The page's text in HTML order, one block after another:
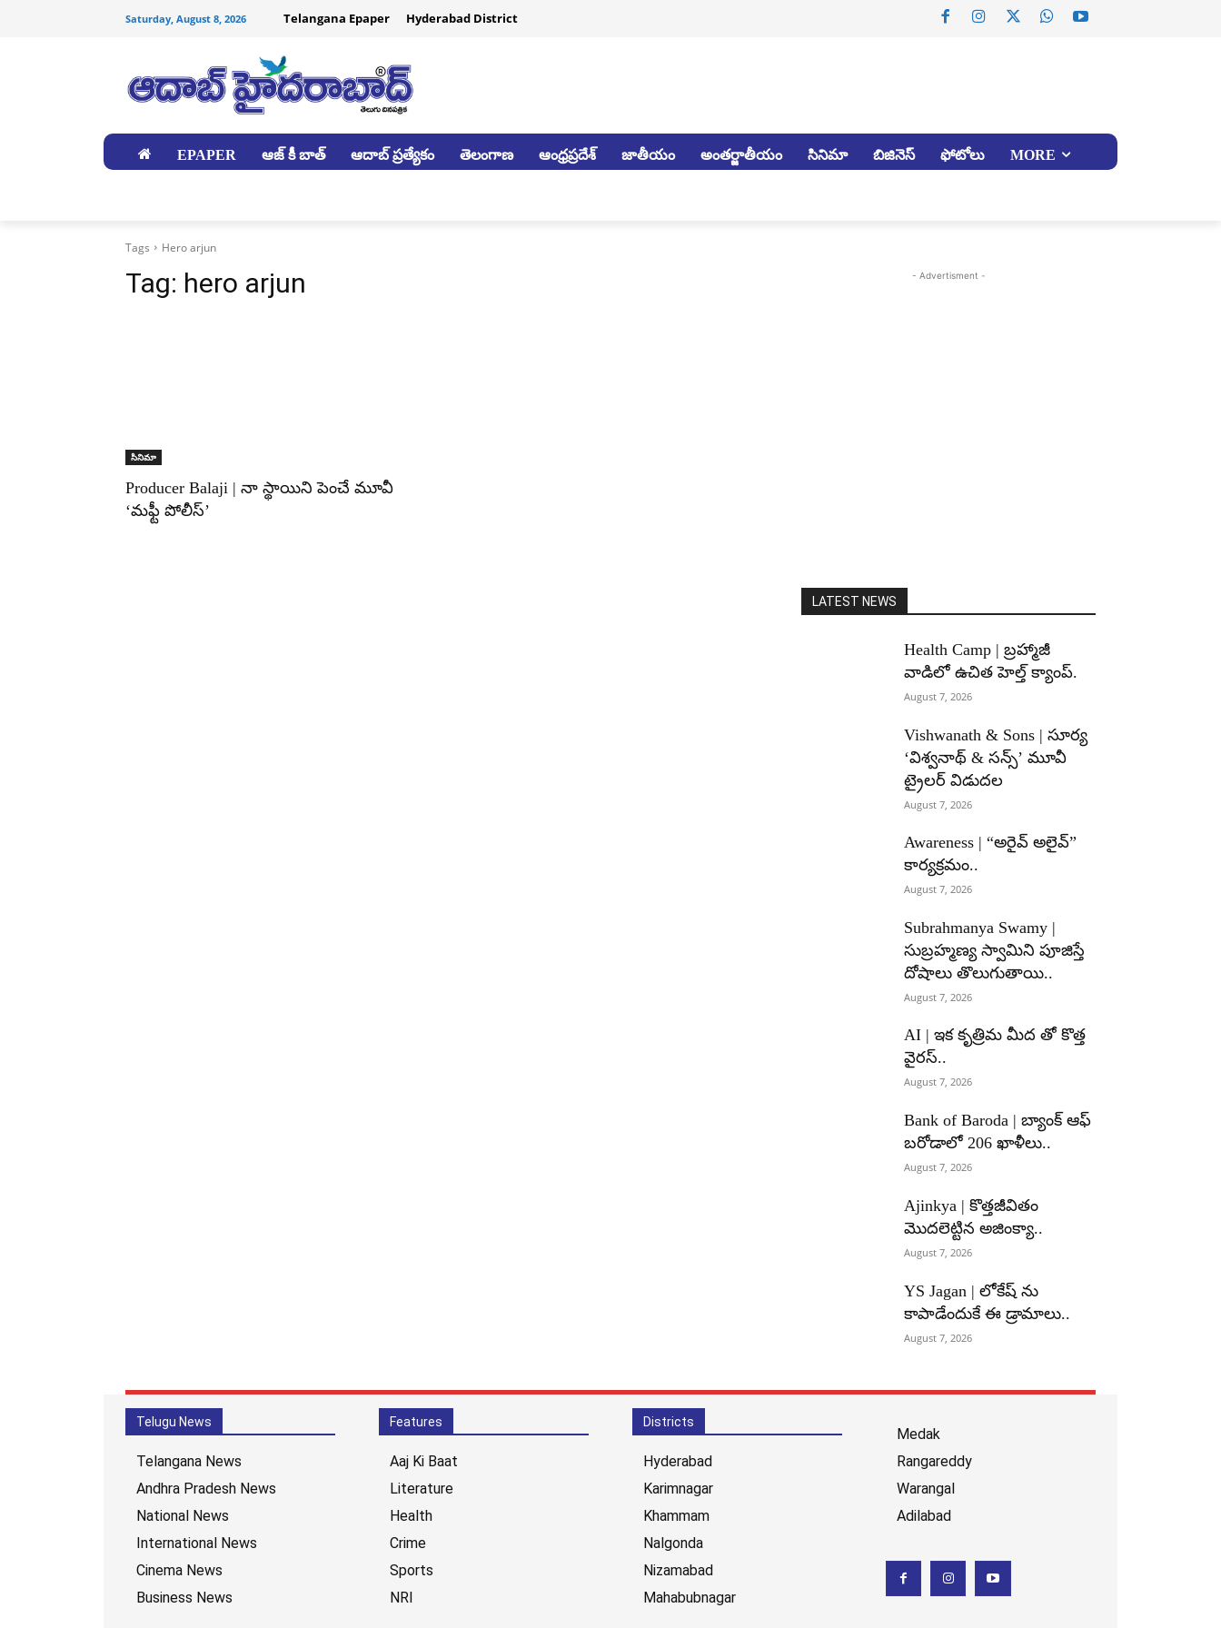
Saturday, August 8, 2026 Telangana Epaper Hyderabad District
EPAPER ఆజ్ కీ బాత్ ఆదాబ్ ప్రత్యేకం తెలంగాణ ఆంధ్రప్రదేశ్ జాతీయం అంతర్జాతీయం సినిమా బిజినెస్ ఫోటోలు MORE
Tags Hero arjun
Tag: hero arjun
సినిమా
Producer Balaji | నా స్థాయిని పెంచే మూవీ
‘మఫ్టీ పోలీస్’
- Advertisment -
LATEST NEWS
Health Camp | బ్రహ్మాజీ
వాడిలో ఉచిత హెల్త్ క్యాంప్.
August 7, 2026
Vishwanath & Sons | సూర్య
‘విశ్వనాథ్ & సన్స్’ మూవీ
ట్రైలర్ విడుదల
August 7, 2026
Awareness | “అరైవ్ అలైవ్”
కార్యక్రమం..
August 7, 2026
Subrahmanya Swamy |
సుబ్రహ్మణ్య స్వామిని పూజిస్తే
దోషాలు తొలుగుతాయి..
August 7, 2026
AI | ఇక కృత్రిమ మీద తో కొత్త
వైరస్..
August 7, 2026
Bank of Baroda | బ్యాంక్‌ ఆఫ్‌
బరోడాలో 206 ఖాళీలు..
August 7, 2026
Ajinkya | కొత్తజీవితం
మొదలెట్టిన అజింక్యా..
August 7, 2026
YS Jagan | లోకేష్ ను
కాపాడేందుకే ఈ డ్రామాలు..
August 7, 2026
Telugu News
Telangana News
Andhra Pradesh News
National News
International News
Cinema News
Business News
Features
Aaj Ki Baat
Literature
Health
Crime
Sports
NRI
Districts
Hyderabad
Karimnagar
Khammam
Nalgonda
Nizamabad
Mahabubnagar
Medak
Rangareddy
Warangal
Adilabad